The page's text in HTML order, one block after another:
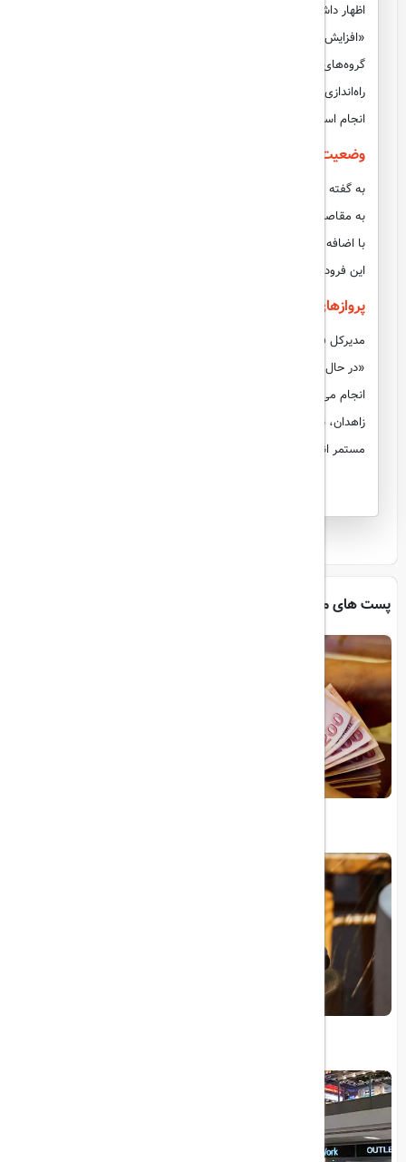
اظهار داشت:
«افزایش پروازها به مقاصد خارجی متناسب با تقاضای مردم و
گروه‌های تجاری استان پیگیری می‌شود. در حال حاضر مذاکراتی برای
راه‌اندازی پرواز به عشق‌آباد ترکمنستان و سمرقند ازبکستان در حال
انجام است.»
وضعیت کنونی پروازهای فرودگاه گرگان
به گفته وی، هم‌اکنون از فرودگاه بین‌المللی گرگان، دو پرواز هفتگی
به مقاصد خارجی جده (عربستان) و اکتائو (قزاقستان) انجام می‌شود.
با اضافه شدن پرواز گرگان-استانبول، تعداد مقاصد پروازی خارجی
این فرودگاه افزایش خواهد یافت.
پروازهای داخلی
مدیرکل فرودگاه‌های گلستان خاطرنشان کرد:
انجام می‌شود. این پروازها شامل مسیرهای داخلی به تهران، مشهد،
زاهدان، شیراز، عسلویه، چابهار و کیش است که به‌صورت روزانه و
مستمر انجام می‌شوند
پست های مرتبط